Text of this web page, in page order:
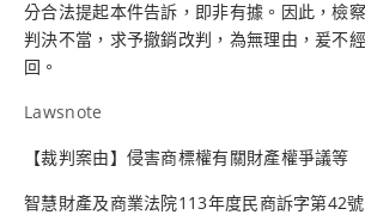
分合法提起本件告訴，即非有據。因此，檢
判決不當，求予撤銷改判，為無理由，爰不
回。
Lawsnote
【裁判案由】侵害商標權有關財產權爭議等
智慧財產及商業法院113年度民商訴字第42